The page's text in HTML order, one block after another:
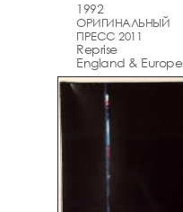
1992
ОРИГИНАЛЬНЫЙ
ПРЕСС 2011
Reprise
England & Europe